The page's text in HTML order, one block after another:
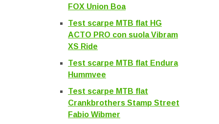
FOX Union Boa
Test scarpe MTB flat HG
ACTO PRO con suola Vibram
XS Ride
Test scarpe MTB flat Endura
Hummvee
Test scarpe MTB flat
Crankbrothers Stamp Street
Fabio Wibmer